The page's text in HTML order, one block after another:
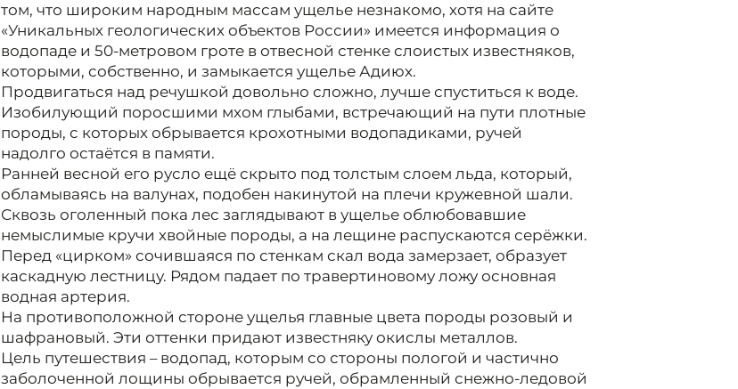
том, что широким народным массам ущелье незнакомо, хотя на сайте
«Уникальных геологических объектов России» имеется информация о
водопаде и 50-метровом гроте в отвесной стенке слоистых известняков,
которыми, собственно, и замыкается ущелье Адиюх.
Продвигаться над речушкой довольно сложно, лучше спуститься к воде.
Изобилующий поросшими мхом глыбами, встречающий на пути плотные
породы, с которых обрывается крохотными водопадиками, ручей
надолго остаётся в памяти.
Ранней весной его русло ещё скрыто под толстым слоем льда, который,
обламываясь на валунах, подобен накинутой на плечи кружевной шали.
Сквозь оголенный пока лес заглядывают в ущелье облюбовавшие
немыслимые кручи хвойные породы, а на лещине распускаются серёжки.
Перед «цирком» сочившаяся по стенкам скал вода замерзает, образует
каскадную лестницу. Рядом падает по травертиновому ложу основная
водная артерия.
На противоположной стороне ущелья главные цвета породы розовый и
шафрановый. Эти оттенки придают известняку окислы металлов.
Цель путешествия – водопад, которым со стороны пологой и частично
заболоченной лощины обрывается ручей, обрамленный снежно-ледовой